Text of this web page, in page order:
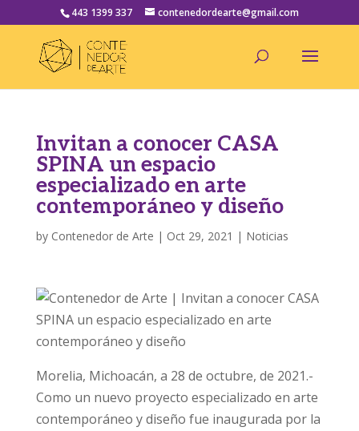
443 1399 337 contenedordearte@gmail.com
Invitan a conocer CASA
SPINA un espacio
especializado en arte
contemporáneo y diseño
by Contenedor de Arte | Oct 29, 2021 | Noticias
Morelia, Michoacán, a 28 de octubre, de 2021.-
Como un nuevo proyecto especializado en arte
contemporáneo y diseño fue inaugurada por la